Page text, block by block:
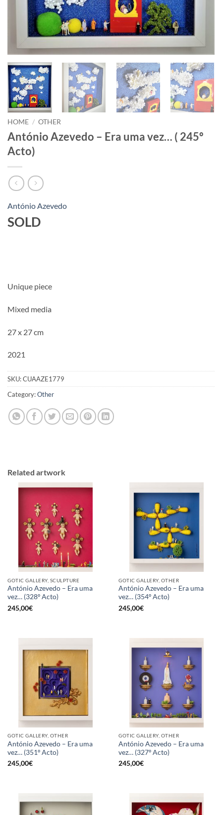
HOME / OTHER
António Azevedo – Era uma vez… ( 245º
Acto)
António Azevedo
SOLD
Unique piece
Mixed media
27 x 27 cm
2021
SKU:CUAAZE1779
Category:Other
Related artwork
GOTIC GALLERY, SCULPTURE
António Azevedo – Era uma
vez… (328º Acto)
245,00€
GOTIC GALLERY, OTHER
António Azevedo – Era uma
vez… (354º Acto)
245,00€
GOTIC GALLERY, OTHER
António Azevedo – Era uma
vez… (351º Acto)
245,00€
GOTIC GALLERY, OTHER
António Azevedo – Era uma
vez… (327º Acto)
245,00€